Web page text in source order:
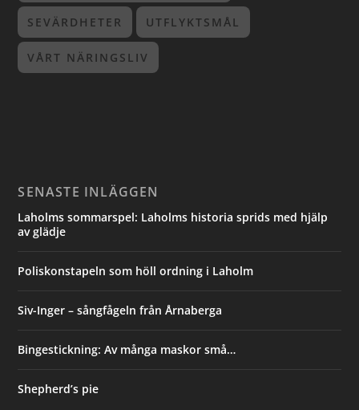
SEVÄRDHETER UTFLYKTSMÅL
VÅRT NÄRINGSLIV
SENASTE INLÄGGEN
Laholms sommarspel: Laholms historia sprids med hjälp
av glädje
Poliskonstapeln som höll ordning i Laholm
Siv-Inger – sångfågeln från Årnaberga
Bingestickning: Av många maskor små…
Shepherd’s pie